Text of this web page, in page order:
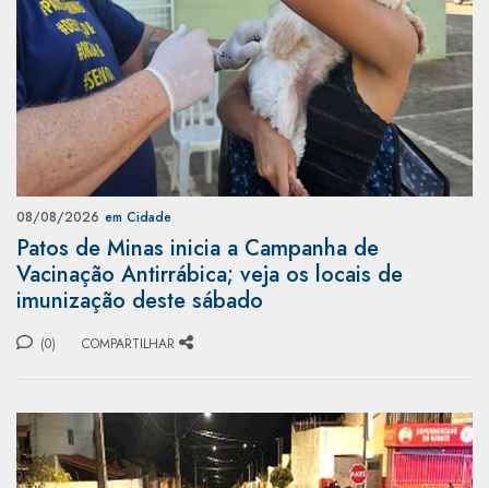
08/08/2026 em Cidade
Patos de Minas inicia a Campanha de
Vacinação Antirrábica; veja os locais de
imunização deste sábado
(0) COMPARTILHAR